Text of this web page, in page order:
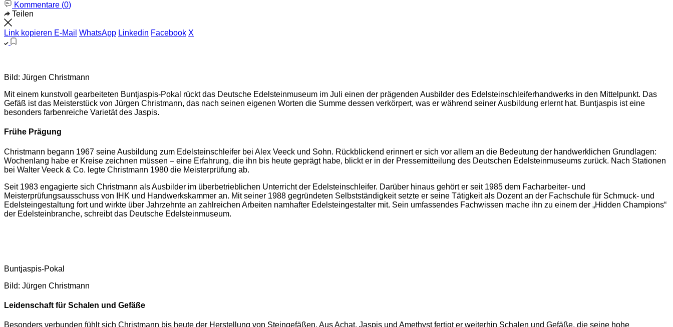
Kommentare (0)
Teilen
Link kopieren E-Mail WhatsApp Linkedin Facebook X
Bild: Jürgen Christmann
Mit einem kunstvoll gearbeiteten Buntjaspis-Pokal rückt das Deutsche Edelsteinmuseum im Juli einen der prägenden Ausbilder des Edelsteinschleiferhandwerks in den Mittelpunkt. Das
Gefäß ist das Meisterstück von Jürgen Christmann, das nach seinen eigenen Worten die Summe dessen verkörpert, was er während seiner Ausbildung erlernt hat. Buntjaspis ist eine
besonders farbenreiche Varietät des Jaspis.
Frühe Prägung
Christmann begann 1967 seine Ausbildung zum Edelsteinschleifer bei Alex Veeck und Sohn. Rückblickend erinnert er sich vor allem an die Bedeutung der handwerklichen Grundlagen:
Wochenlang habe er Kreise zeichnen müssen – eine Erfahrung, die ihn bis heute geprägt habe, blickt er in der Pressemitteilung des Deutschen Edelsteinmuseums zurück. Nach Stationen
bei Walter Veeck & Co. legte Christmann 1980 die Meisterprüfung ab.
Seit 1983 engagierte sich Christmann als Ausbilder im überbetrieblichen Unterricht der Edelsteinschleifer. Darüber hinaus gehört er seit 1985 dem Facharbeiter- und
Meisterprüfungsausschuss von IHK und Handwerkskammer an. Mit seiner 1988 gegründeten Selbstständigkeit setzte er seine Tätigkeit als Dozent an der Fachschule für Schmuck- und
Edelsteingestaltung fort und wirkte über Jahrzehnte an zahlreichen Arbeiten namhafter Edelsteingestalter mit. Sein umfassendes Fachwissen mache ihn zu einem der „Hidden Champions“
der Edelsteinbranche, schreibt das Deutsche Edelsteinmuseum.
Buntjaspis-Pokal
Bild: Jürgen Christmann
Leidenschaft für Schalen und Gefäße
Besonders verbunden fühlt sich Christmann bis heute der Herstellung von Steingefäßen. Aus Achat, Jaspis und Amethyst fertigt er weiterhin Schalen und Gefäße, die seine hohe